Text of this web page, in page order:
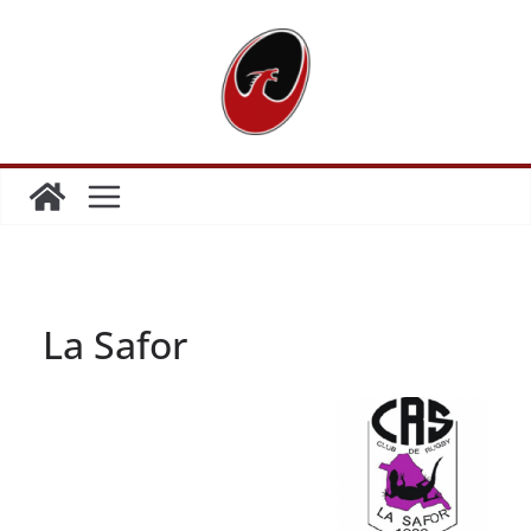
La Safor